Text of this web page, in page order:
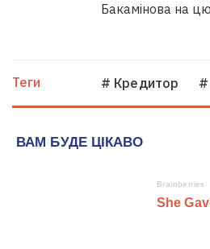
Бакамінова на
Теги # Кредитор #